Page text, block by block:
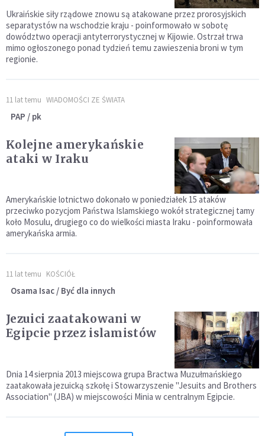
Ukraińskie siły rządowe znowu są atakowane przez prorosyjskich
separatystów na wschodzie kraju - poinformowało w sobotę
dowództwo operacji antyterrorystycznej w Kijowie. Ostrzał trwa
mimo ogłoszonego ponad tydzień temu zawieszenia broni w tym
regionie.
11 lat temu WIADOMOŚCI ZE ŚWIATA
PAP / pk
Kolejne amerykańskie
ataki w Iraku
Amerykańskie lotnictwo dokonało w poniedziałek 15 ataków
przeciwko pozycjom Państwa Islamskiego wokół strategicznej tamy
koło Mosulu, drugiego co do wielkości miasta Iraku - poinformowała
amerykańska armia.
11 lat temu KOŚCIÓŁ
Osama Isac / Być dla innych
Jezuici zaatakowani w
Egipcie przez islamistów
Dnia 14 sierpnia 2013 miejscowa grupa Bractwa Muzułmańskiego
zaatakowała jezuicką szkołę i Stowarzyszenie "Jesuits and Brothers
Association" (JBA) w miejscowości Minia w centralnym Egipcie.